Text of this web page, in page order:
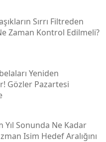
Sırrı Filtreden
Zaman Kontrol Edilmeli?
Yeniden
Gözler Pazartesi
Yıl Sonunda Ne Kadar
Isim Hedef Aralığını